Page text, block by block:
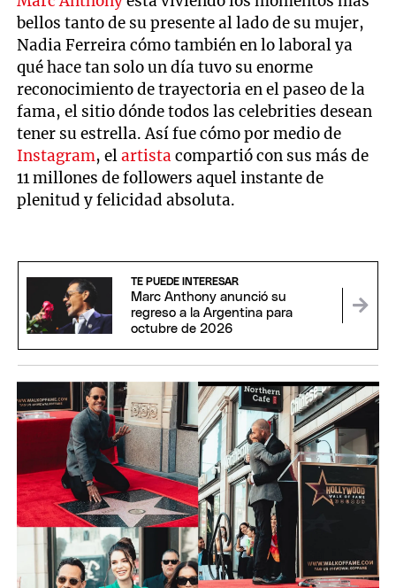
bellos tanto de su presente al lado de su mujer,
Nadia Ferreira cómo también en lo laboral ya
qué hace tan solo un día tuvo su enorme
reconocimiento de trayectoria en el paseo de la
fama, el sitio dónde todos las celebrities desean
tener su estrella. Así fue cómo por medio de
Instagram, elartista compartió con sus más de
11 millones de followers aquel instante de
plenitud y felicidad absoluta.
TE PUEDE INTERESAR
Marc Anthony anunció su
regreso a la Argentina para
octubre de 2026